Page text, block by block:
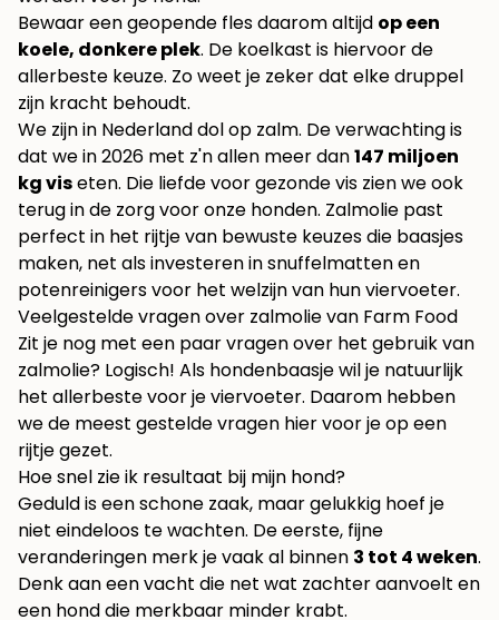
Bewaar een geopende fles daarom altijd op een
koele, donkere plek. De koelkast is hiervoor de
allerbeste keuze. Zo weet je zeker dat elke druppel
zijn kracht behoudt.
We zijn in Nederland dol op zalm. De verwachting is
dat we in 2026 met z'n allen meer dan147 miljoen
kg viseten. Die liefde voor gezonde vis zien we ook
terug in de zorg voor onze honden. Zalmolie past
perfect in het rijtje van bewuste keuzes die baasjes
maken, net als investeren in snuffelmatten en
potenreinigers voor het welzijn van hun viervoeter.
Veelgestelde vragen over zalmolie van Farm Food
Zit je nog met een paar vragen over het gebruik van
zalmolie? Logisch! Als hondenbaasje wil je natuurlijk
het allerbeste voor je viervoeter. Daarom hebben
we de meest gestelde vragen hier voor je op een
rijtje gezet.
Hoe snel zie ik resultaat bij mijn hond?
Geduld is een schone zaak, maar gelukkig hoef je
niet eindeloos te wachten. De eerste, fijne
veranderingen merk je vaak al binnen 3 tot 4 weken.
Denk aan een vacht die net wat zachter aanvoelt en
een hond die merkbaar minder krabt.